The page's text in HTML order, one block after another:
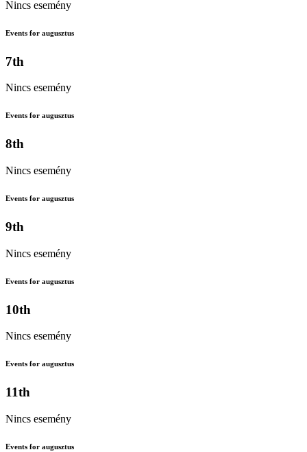
Nincs esemény
Events for augusztus
7th
Nincs esemény
Events for augusztus
8th
Nincs esemény
Events for augusztus
9th
Nincs esemény
Events for augusztus
10th
Nincs esemény
Events for augusztus
11th
Nincs esemény
Events for augusztus